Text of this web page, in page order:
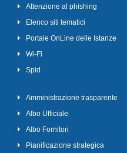
Attenzione al phishing
Elenco siti tematici
Portale OnLine delle Istanze
Wi-Fi
Spid
Amministrazione trasparente
Albo Ufficiale
Albo Fornitori
Pianificazione strategica